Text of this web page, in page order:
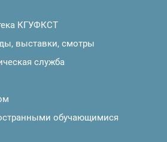
КГУФКСТ
выставки, смотры
служба
обучающимися